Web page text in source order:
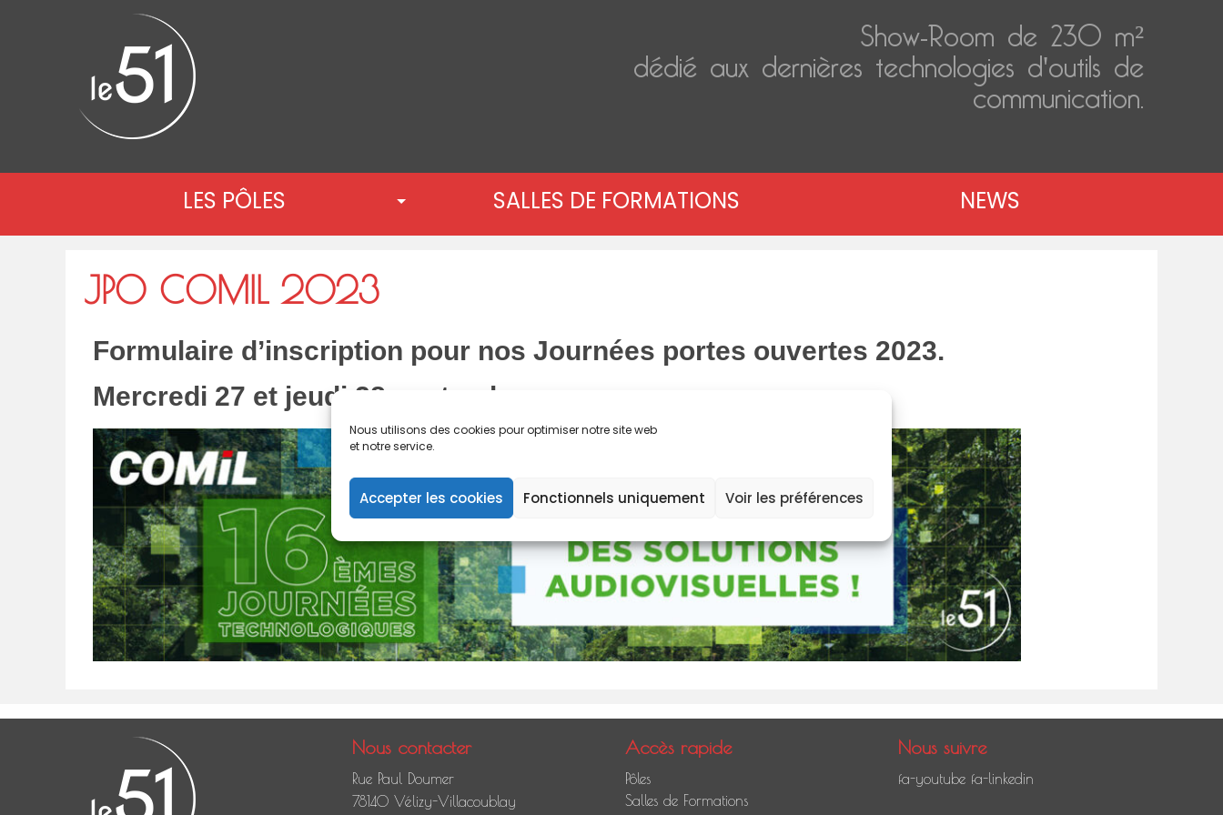
Nous utilisons des cookies pour optimiser notre site web
et notre service.
Accepter les cookies Fonctionnels uniquement Voir les préférences
Show-Room de 230 m²
dédié aux dernières technologies d'outils de
communication.
LES PÔLES SALLES DE FORMATIONS NEWS
JPO COMIL 2023
Formulaire d’inscription pour nos Journées portes ouvertes 2023.
Mercredi 27 et jeudi 28 septembre.
Nous contacter
Rue Paul Doumer
78140 Vélizy-Villacoublay
Accès rapide
Pôles
Salles de Formations
Nous suivre
fa-youtube fa-linkedin